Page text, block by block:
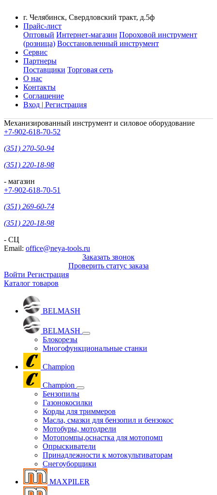
г. Челябинск, Свердловский тракт, д.5ф
Прайс-лист
Оптовый Интернет-магазин Пороховой инструмент
(розница) Восстановленный инструмент
Сервис
Партнеры
Поставщики Торговая сеть
О нас
Контакты
Соглашение
Вход | Регистрация
Механизированный инструмент и силовое оборудование
+7-902-618-70-52
(351) 270-50-94
(351) 220-18-98
- магазин
+7-902-618-70-51
(351) 269-60-74
(351) 220-18-98
- СЦ
Email: office@neya-tools.ru
Заказать звонок
Проверить статус заказа
Войти Регистрация
Каталог товаров
BELMASH
BELMASH
Блокорезы
Многофункциональные станки
Champion
Champion
Бензопилы
Газонокосилки
Корды для триммеров
Масла, смазки для бензопил и бензокос
Мотобуры, мотодрели
Мотопомпы,оснастка для мотопомп
Опрыскиватели
Принадлежности к мотокультиваторам
Снегоуборщики
MAXPILER